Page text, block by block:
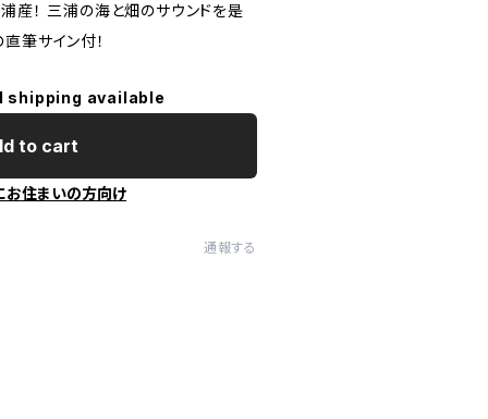
産！ 三浦の海と畑のサウンドを是
筆サイン付！​
shipping available
to cart
お住まいの方向け
通報する